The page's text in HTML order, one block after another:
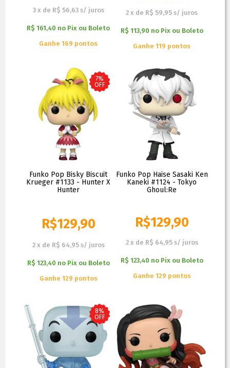
3 x de R$ 56,63 s/ juros
R$ 161,40 no Pix ou Boleto
Ganhe 169 pontos
2 x de R$ 59,95 s/ juros
R$ 113,90 no Pix ou Boleto
Ganhe 119 pontos
7%
OFF
Funko Pop Bisky Biscuit
Krueger #1133 - Hunter X
Hunter
R$129,90
2 x de R$ 64,95 s/ juros
R$ 123,40 no Pix ou Boleto
Ganhe 129 pontos
Funko Pop Haise Sasaki Ken
Kaneki #1124 - Tokyo
Ghoul:Re
R$129,90
2 x de R$ 64,95 s/ juros
R$ 123,40 no Pix ou Boleto
Ganhe 129 pontos
8%
OFF